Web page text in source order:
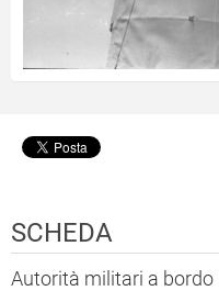
SCHEDA
Autorità militari a bordo